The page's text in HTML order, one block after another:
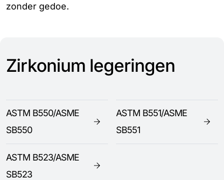
zonder gedoe.
Zirkonium legeringen
ASTM B550/ASME
SB550
ASTM B551/ASME
SB551
ASTM B523/ASME
SB523